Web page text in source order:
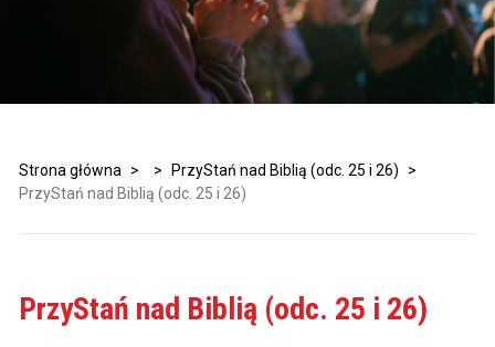
Strona główna > > PrzyStań nad Biblią (odc. 25 i 26)
>
PrzyStań nad Biblią (odc. 25 i 26)
PrzyStań nad Biblią (odc. 25 i 26)